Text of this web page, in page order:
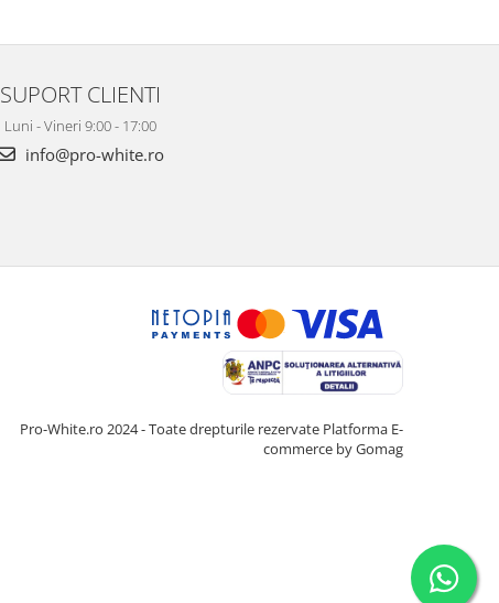
SUPORT CLIENTI
Luni - Vineri 9:00 - 17:00
info@pro-white.ro
Pro-White.ro 2024 - Toate drepturile rezervate Platforma E-
commerce by Gomag